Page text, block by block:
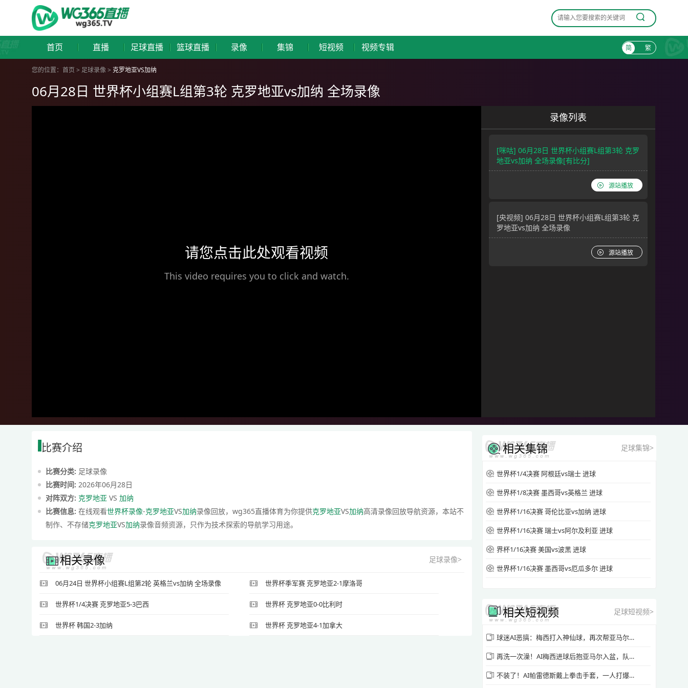
首页 直播 足球直播 篮球直播 录像 集锦 短视频 视频专辑 简 繁
您的位置： 首页 > 足球录像> 克罗地亚VS加纳
06月28日 世界杯小组赛L组第3轮 克罗地亚vs加纳 全场录像
请您点击此处观看视频
This video requires you to click and watch.
录像列表
[咪咕] 06月28日 世界杯小组赛L组第3轮 克罗
地亚vs加纳 全场录像[有比分]
源站播放
[央视频] 06月28日 世界杯小组赛L组第3轮 克
罗地亚vs加纳 全场录像
源站播放
比赛介绍
比赛分类: 足球录像
比赛时间: 2026年06月28日
对阵双方: 克罗地亚 VS 加纳
比赛信息: 在线观看世界杯录像-克罗地亚VS加纳录像回放，wg365直播体育为你提供克罗地亚VS加纳高清录像回放导航资源，本站不
制作、不存储克罗地亚VS加纳录像音频资源，只作为技术探索的导航学习用途。
相关录像 足球录像>
06月24日 世界杯小组赛L组第2轮 英格兰vs加纳 全场录像 世界杯季军赛 克罗地亚2-1摩洛哥
世界杯1/4决赛 克罗地亚5-3巴西 世界杯 克罗地亚0-0比利时
世界杯 韩国2-3加纳 世界杯 克罗地亚4-1加拿大
相关集锦 足球集锦>
世界杯1/4决赛 阿根廷vs瑞士 进球
世界杯1/8决赛 墨西哥vs英格兰 进球
世界杯1/16决赛 哥伦比亚vs加纳 进球
世界杯1/16决赛 瑞士vs阿尔及利亚 进球
界杯1/16决赛 美国vs波黑 进球
世界杯1/16决赛 墨西哥vs厄瓜多尔 进球
相关短视频 足球短视频>
球迷AI恶搞：梅西打入神仙球，再次帮亚马尔洗澡😂
再洗一次澡！AI梅西进球后抱亚马尔入盆，队友全围观~
不装了！AI帕雷德斯戴上拳击手套，一人打爆西班牙全队！